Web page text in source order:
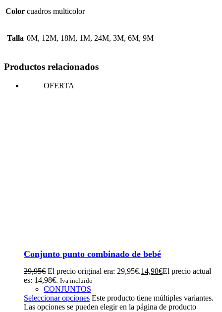
Color cuadros multicolor
Talla 0M, 12M, 18M, 1M, 24M, 3M, 6M, 9M
Productos relacionados
OFERTA
Conjunto punto combinado de bebé
29,95€ El precio original era: 29,95€.14,98€El precio actual
es: 14,98€. Iva incluido
CONJUNTOS
Seleccionar opciones Este producto tiene múltiples variantes.
Las opciones se pueden elegir en la página de producto